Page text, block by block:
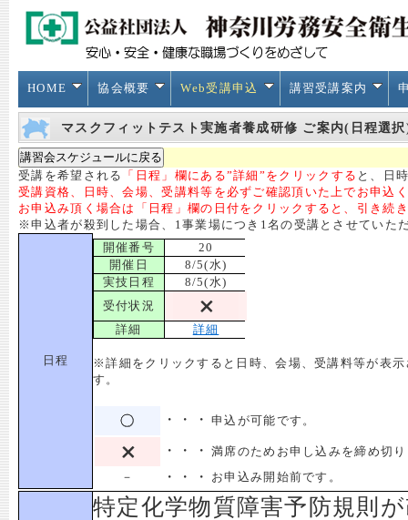
HOME 協会概要 Web受講申込 講習受講案内
マスクフィットテスト実施者養成研修 ご案内(日程選
受講を希望される 「日程」欄にある”詳細”をクリックする と、日
受講資格、日時、会場、受講料等を必ずご確認頂いた上でお申込
お申込み頂く場合は「日程」欄の日付をクリックすると、引き続
※申込者が殺到した場合、1事業場につき1名の受講とさせていた
日程
開催番号
20
開催日
8/5(水)
実技日程
8/5(水)
受付状況
詳細
詳細
※詳細をクリックすると日時、会場、受講料等が表
す。
・・・ 申込が可能です。
・・・ 満席のためお申し込みを締め切
－
・・・ お申込み開始前です。
特定化学物質障害予防規則